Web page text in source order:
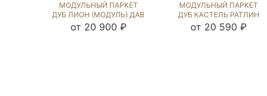
МОДУЛЬНЫЙ ПАРКЕТ
ДУБ ЛИОН (МОДУЛЬ) ДАВ
ГРЕЙ (BRUSHED) 120019
от 20 900 ₽
МОДУЛЬНЫЙ ПАРКЕТ
ДУБ КАСТЕЛЬ РАТЛИН
(BRUSHED) 123180
от 20 590 ₽